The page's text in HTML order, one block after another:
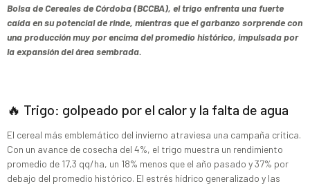
Bolsa de Cereales de Córdoba (BCCBA), el trigo enfrenta una fuerte
caída en su potencial de rinde, mientras que el garbanzo sorprende con
una producción muy por encima del promedio histórico, impulsada por
la expansión del área sembrada.
🔥 Trigo: golpeado por el calor y la falta de agua
El cereal más emblemático del invierno atraviesa una campaña crítica.
Con un avance de cosecha del 4%, el trigo muestra un rendimiento
promedio de 17,3 qq/ha, un 18% menos que el año pasado y 37% por
debajo del promedio histórico. El estrés hídrico generalizado y las